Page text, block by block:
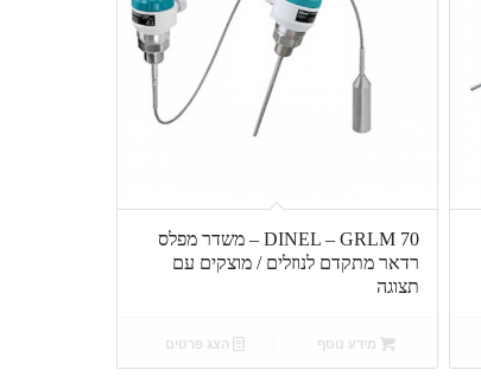
DINEL – GRLM 70 – משדר מפלס
רדאר מתקדם לנוזלים / מוצקים עם
תצוגה
מידע נוסף הצג פרטים